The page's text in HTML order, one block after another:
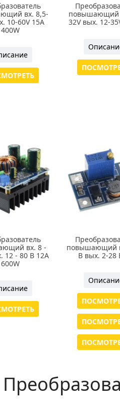
вх. 8,5-
10-60V 15А
400W
повышающий
32V вых. 12-
вх. 8 -
12 - 80 В 12A
600W
повышающий
В вых. 2-28